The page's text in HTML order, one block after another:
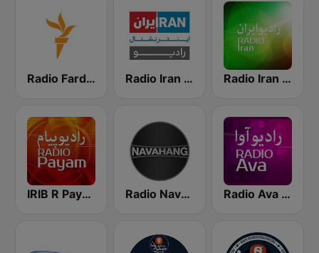
Radio Farda (راديو فردا) Radio Iran International Radio Iran رادیو ایران
IRIB R Payam رادیو پیام Radio Navahang Radio Ava رادیو آوا